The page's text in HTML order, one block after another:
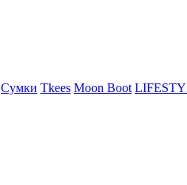
Сумки Tkees Moon Boot